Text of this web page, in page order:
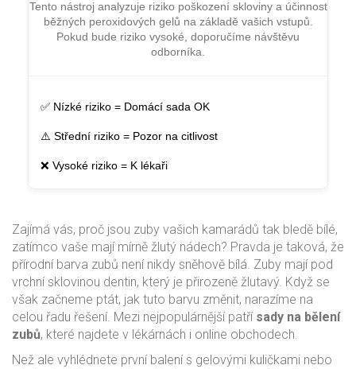
Tento nástroj analyzuje riziko poškození skloviny a účinnost
běžných peroxidových gelů na základě vašich vstupů.
Pokud bude riziko vysoké, doporučíme návštěvu
odborníka.
✅ Nízké riziko = Domácí sada OK
⚠️ Střední riziko = Pozor na citlivost
❌ Vysoké riziko = K lékaři
Zajímá vás, proč jsou zuby vašich kamarádů tak bledě bílé,
zatímco vaše mají mírně žlutý nádech? Pravda je taková, že
přírodní barva zubů není nikdy sněhově bílá. Zuby mají pod
vrchní sklovinou dentin, který je přirozeně žlutavý. Když se
však začneme ptát, jak tuto barvu změnit, narazíme na
celou řadu řešení. Mezi nejpopulárnější patří sady na bělení
zubů, které najdete v lékárnách i online obchodech.
Než ale vyhlédnete první balení s gelovými kuličkami nebo